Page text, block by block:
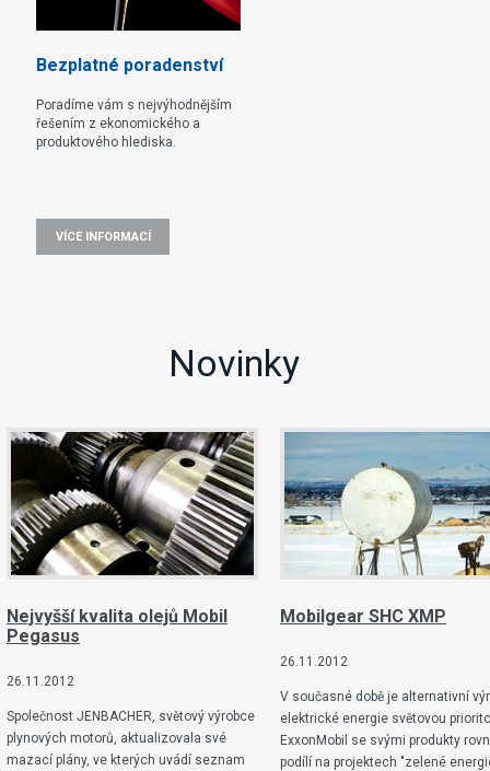
Bezplatné poradenství
Poradíme vám s nejvýhodnějším
řešením z ekonomického a
produktového hlediska.
VÍCE INFORMACÍ
Novinky
Nejvyšší kvalita olejů Mobil
Pegasus
26.11.2012
Společnost JENBACHER, světový výrobce
plynových motorů, aktualizovala své
mazací plány, ve kterých uvádí seznam
Mobilgear SHC XMP
26.11.2012
V současné době je alternativní
elektrické energie světovou
ExxonMobil se svými produkty
podílí na projektech "zelené